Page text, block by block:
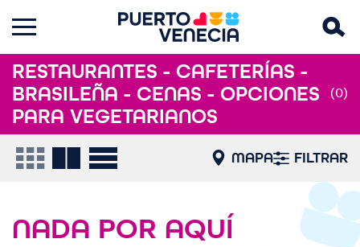
RESTAURANTES - CAFETERÍAS -
BRASILEÑA - CENAS - OPCIONES
PARA VEGETARIANOS
(0)
MAPA FILTRAR
NADA POR AQUÍ